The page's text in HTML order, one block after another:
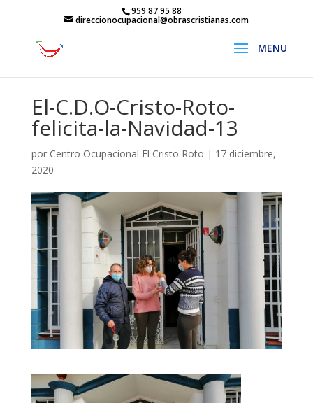
959 87 95 88
direccionocupacional@obrascristianas.com
El-C.D.O-Cristo-Roto-
felicita-la-Navidad-13
por Centro Ocupacional El Cristo Roto | 17 diciembre,
2020